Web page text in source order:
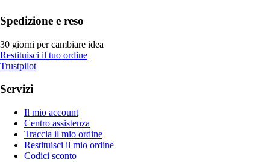
Spedizione e reso
30 giorni per cambiare idea
Restituisci il tuo ordine
Trustpilot
Servizi
Il mio account
Centro assistenza
Traccia il mio ordine
Restituisci il mio ordine
Codici sconto